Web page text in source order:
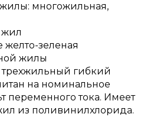
многожильная,
жил
желто-зеленая
жилы
гибкий
на номинальное
переменного тока. Имеет
из поливинилхлорида.